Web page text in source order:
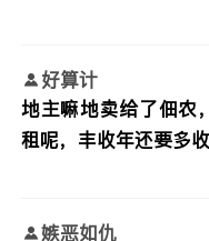
好算计
地主嘛地卖给了佃农
租呢，丰收年还要多
嫉恶如仇